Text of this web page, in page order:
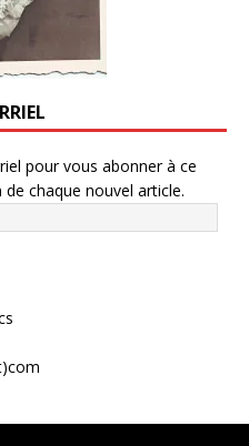
pour vous abonner à ce
chaque nouvel article.